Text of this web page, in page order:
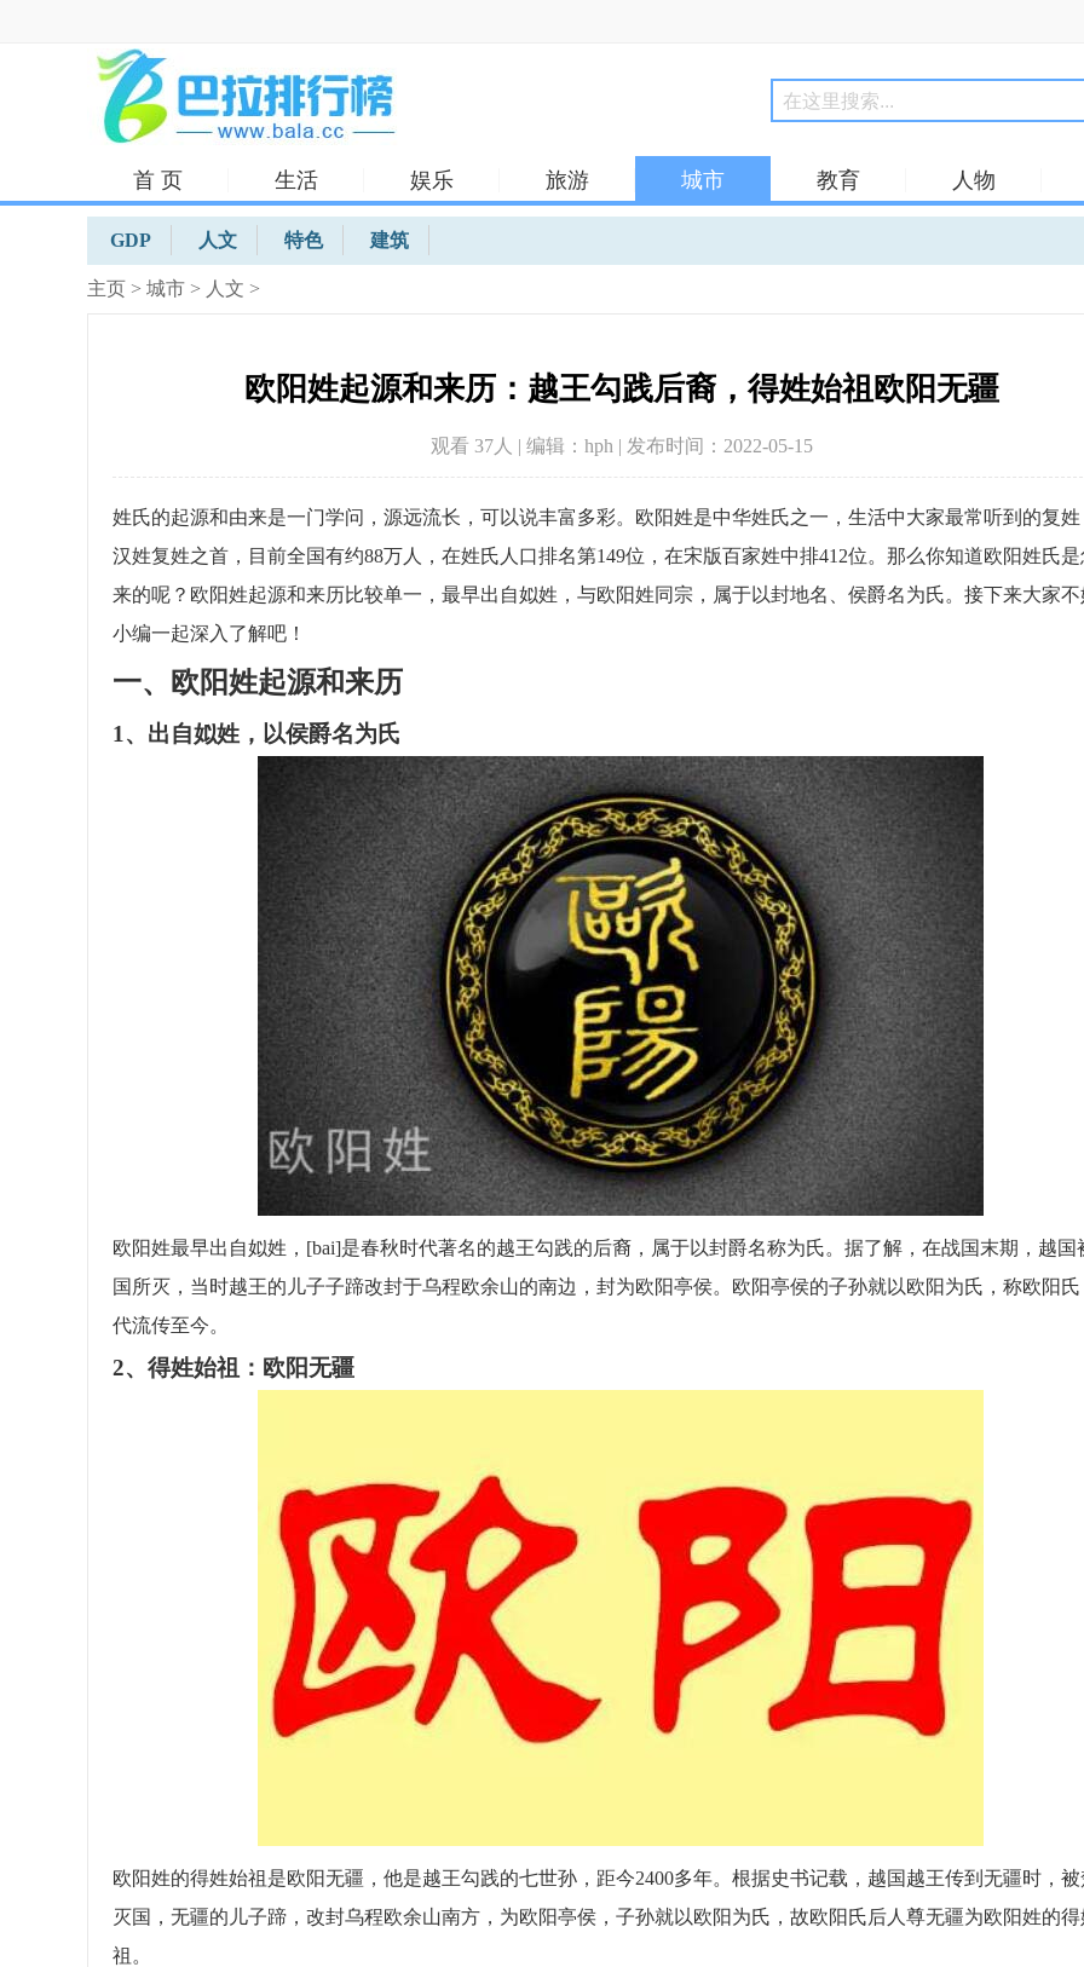
首 页 生活 娱乐 旅游 城市 教育
人物
体育
GDP 人文 特色 建筑
主页 > 城市 > 人文 >
欧阳姓起源和来历：越王勾践后裔，得姓始祖欧阳无疆
观看 37 人 | 编辑：hph | 发布时间：2022-05-15
姓氏的起源和由来是一门学问，源远流长，可以说丰富多彩。欧阳姓是中华姓氏之一，生活中大家最常听到的复
汉姓复姓之首，目前全国有约88万人，在姓氏人口排名第149位，在宋版百家姓中排412位。那么你知道欧阳姓氏
来的呢？欧阳姓起源和来历比较单一，最早出自姒姓，与欧阳姓同宗，属于以封地名、侯爵名为氏。接下来大家
小编一起深入了解吧！
一、欧阳姓起源和来历
1、出自姒姓，以侯爵名为氏
欧阳姓最早出自姒姓，[bai]是春秋时代著名的越王勾践的后裔，属于以封爵名称为氏。据了解，在战国末期，越国
国所灭，当时越王的儿子子蹄改封于乌程欧余山的南边，封为欧阳亭侯。欧阳亭侯的子孙就以欧阳为氏，称欧阳
代流传至今。
2、得姓始祖：欧阳无疆
欧阳姓的得姓始祖是欧阳无疆，他是越王勾践的七世孙，距今2400多年。根据史书记载，越国越王传到无疆时，
灭国，无疆的儿子蹄，改封乌程欧余山南方，为欧阳亭侯，子孙就以欧阳为氏，故欧阳氏后人尊无疆为欧阳姓的
祖。